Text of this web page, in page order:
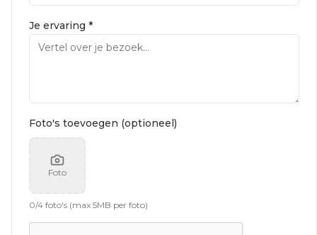
Je ervaring *
Foto's toevoegen (optioneel)
Foto
0/4 foto's (max 5MB per foto)